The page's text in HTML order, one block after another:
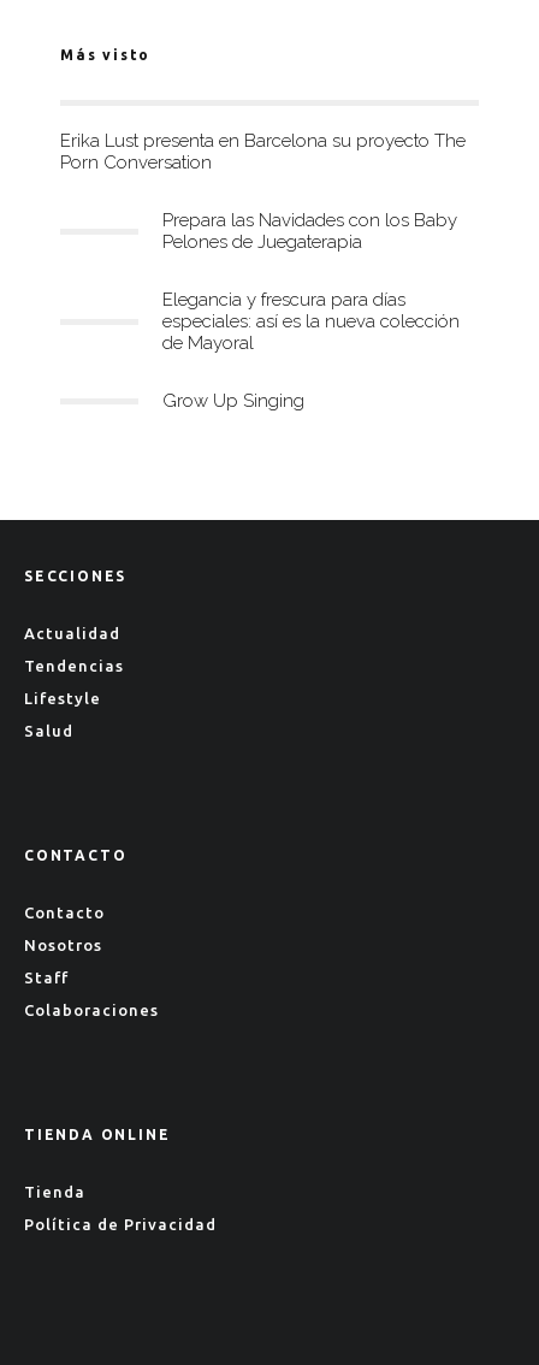
Más visto
Erika Lust presenta en Barcelona su proyecto The
Porn Conversation
Prepara las Navidades con los Baby
Pelones de Juegaterapia
Elegancia y frescura para días
especiales: así es la nueva colección
de Mayoral
Grow Up Singing
SECCIONES
Actualidad
Tendencias
Lifestyle
Salud
CONTACTO
Contacto
Nosotros
Staff
Colaboraciones
TIENDA ONLINE
Tienda
Política de Privacidad